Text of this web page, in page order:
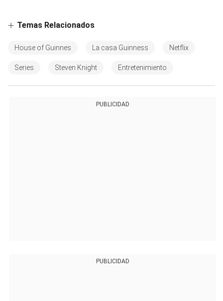
Temas Relacionados
House of Guinnes La casa Guinness Netflix
Series Steven Knight Entretenimiento
PUBLICIDAD
PUBLICIDAD